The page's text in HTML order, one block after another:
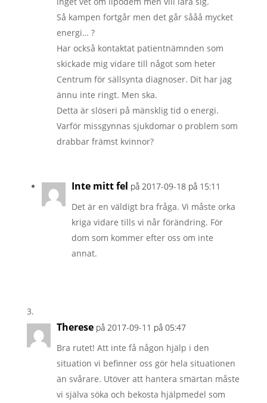
Så kampen fortgår men det går sååå mycket
energi… ?
Har också kontaktat patientnämnden som
skickade mig vidare till något som heter
Centrum för sällsynta diagnoser. Dit har jag
ännu inte ringt. Men ska.
Detta är slöseri på mänsklig tid o energi.
Varför missgynnas sjukdomar o problem som
drabbar främst kvinnor?
Inte mitt fel på 2017-09-18 på 15:11
Det är en väldigt bra fråga. Vi måste orka
kriga vidare tills vi når förändring. För
dom som kommer efter oss om inte
annat.
Therese på 2017-09-11 på 05:47
Bra rutet! Att inte få någon hjälp i den
situation vi befinner oss gör hela situationen
än svårare. Utöver att hantera smärtan måste
vi själva söka och bekosta hjälpmedel som